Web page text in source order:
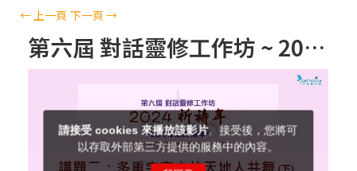
【信仰之旅】第十二集：「聖母、聖人」—
【信仰之旅】第十一集：「教 會」(推廣片)
【信仰之旅】第十一集：「教 會」—林必能
神父
← 上一頁 下一頁→
第六屆 對話靈修工作坊 ~ 2024祈禱年 – 邁向希望的禧年～(3) 多重宇宙中的天地人共舞 下